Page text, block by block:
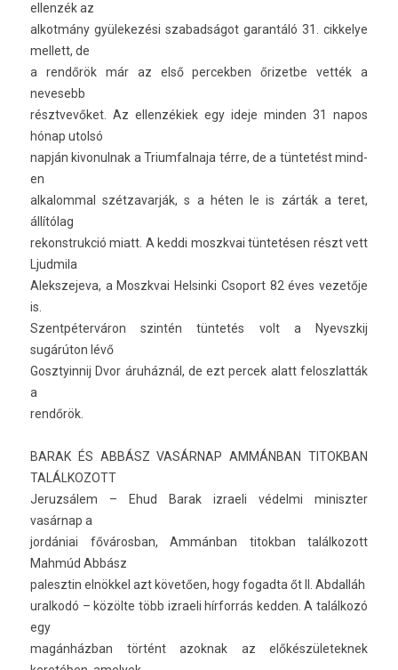
el­lenzék az
al­kot­mány gyülekezési szabad­ságot garan­táló 31. cik­kelye
mel­lett, de
a rendőrök már az első per­cekb­en őrizet­be vették a
nevesebb
résztvevőket. Az el­lenzékiek egy ideje mind­en 31 napos
hónap utolsó
napján kivonul­nak a Tri­um­falnaja térre, de a tüntetést mind­
en
al­kalomm­al szét­zavar­ják, s a héten le is zárták a teret,
állítólag
re­konstruk­ció miatt. A keddi moszkvai tüntetésen részt vett
Ljud­mila
Al­ekszejeva, a Moszkvai Hel­sinki Csoport 82 éves vezetője
is.
Szentpéter­váron szintén tüntetés volt a Nyevszkij
sugárúton lévő
Gosztyin­nij Dvor áruháznál, de ezt per­cek alatt feloszlat­ták
a
rendőrök.
BARAK ÉS ABBÁSZ VASÁRNAP AMMÁNBAN TITOK­BAN
TALÁL­KOZOTT
Jeruz­sálem – Ehud Barak iz­raeli védelmi miniszt­er
vasárnap a
jordániai főváros­ban, Ammánban titok­ban talál­kozott
Mahmúd Abbász
palesztin elnökkel azt követően, hogy fogad­ta őt II. Ab­dal­láh
ural­kodó – közölte több iz­raeli hírforrás kedd­en. A találkozó
egy
magánházban történt azok­nak az előkés­zületek­nek